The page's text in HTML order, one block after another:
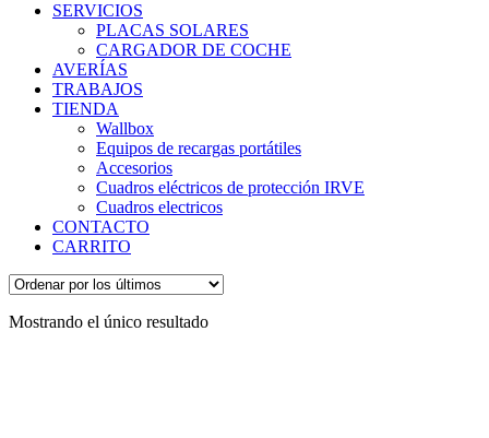
SERVICIOS
PLACAS SOLARES
CARGADOR DE COCHE
AVERÍAS
TRABAJOS
TIENDA
Wallbox
Equipos de recargas portátiles
Accesorios
Cuadros eléctricos de protección IRVE
Cuadros electricos
CONTACTO
CARRITO
Mostrando el único resultado